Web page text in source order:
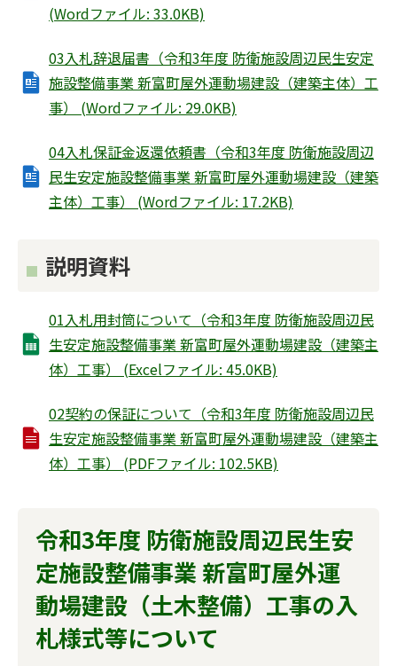
(Wordファイル: 33.0KB)
03入札辞退届書（令和3年度 防衛施設周辺民生安定
施設整備事業 新富町屋外運動場建設（建築主体）工
事） (Wordファイル: 29.0KB)
04入札保証金返還依頼書（令和3年度 防衛施設周辺
民生安定施設整備事業 新富町屋外運動場建設（建築
主体）工事） (Wordファイル: 17.2KB)
説明資料
01入札用封筒について（令和3年度 防衛施設周辺民
生安定施設整備事業 新富町屋外運動場建設（建築主
体）工事） (Excelファイル: 45.0KB)
02契約の保証について（令和3年度 防衛施設周辺民
生安定施設整備事業 新富町屋外運動場建設（建築主
体）工事） (PDFファイル: 102.5KB)
令和3年度 防衛施設周辺民生安
定施設整備事業 新富町屋外運
動場建設（土木整備）工事の入
札様式等について